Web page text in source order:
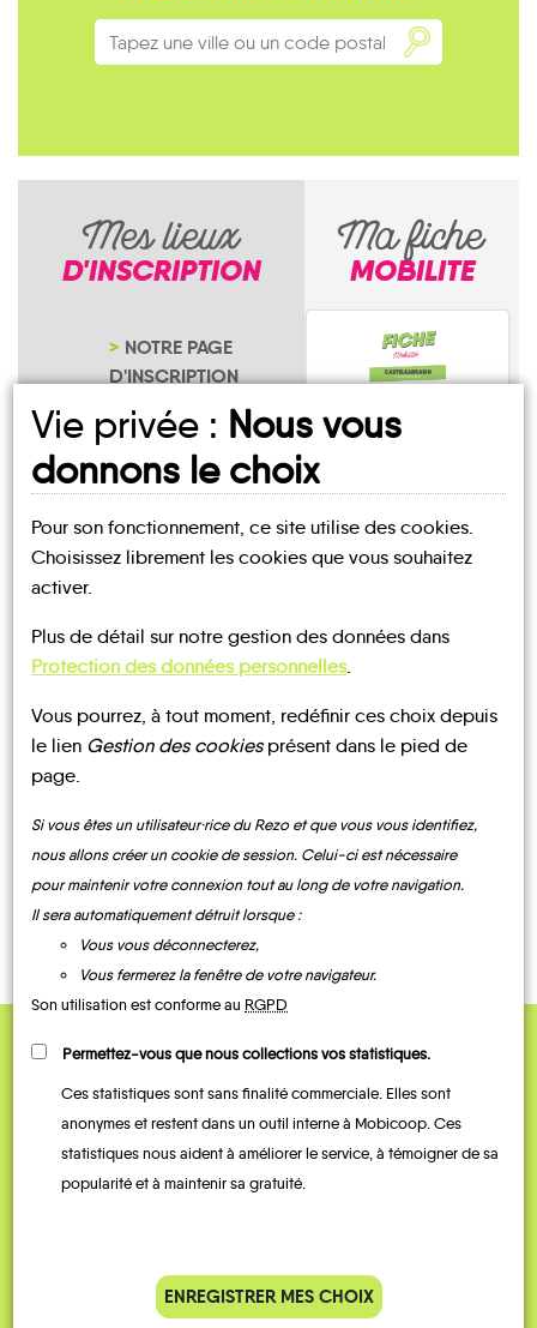
Mes lieux
D'INSCRIPTION
NOTRE PAGE
D'INSCRIPTION
Ma fiche
MOBILITE
Villespassans
UN AVIS, UN TÉMOIGNAGE
CONTACTEZ-NOUS !
QUELQUES
Témoignages
Vie privée : Nous vous
donnons le choix
Pour son fonctionnement, ce site utilise des cookies.
Choisissez librement les cookies que vous souhaitez
activer.
Plus de détail sur notre gestion des données dans
Protection des données personnelles.
Vous pourrez, à tout moment, redéfinir ces choix depuis
le lien Gestion des cookiesprésent dans le pied de
page.
Si vous êtes un utilisateur·rice du Rezo et que vous vous identifiez,
nous allons créer un cookie de session. Celui-ci est nécessaire
pour maintenir votre connexion tout au long de votre navigation.
Il sera automatiquement détruit lorsque :
Vous vous déconnecterez,
Vous fermerez la fenêtre de votre navigateur.
Son utilisation est conforme au RGPD
Permettez-vous que nous collections vos statistiques.
Ces statistiques sont sans finalité commerciale. Elles sont
anonymes et restent dans un outil interne à Mobicoop. Ces
statistiques nous aident à améliorer le service, à témoigner de sa
popularité et à maintenir sa gratuité.
ENREGISTRER MES CHOIX